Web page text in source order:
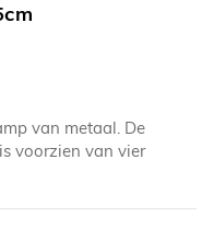
van metaal. De
voorzien van vier